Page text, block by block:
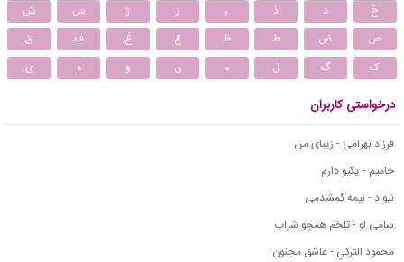
خ
د ذ ر ز ژ س
ش
ص
ض ط ظ ع غ ف
ق
ک
گ ل م ن و ه ی
درخواستی کاربران
فرزاد بهرامی - زیبای من
حامیم - یکیو دارم
نیواد - نیمه گمشدمی
سامی لو - تلخم همچو شراب
محمود التركي - عاشق مجنون